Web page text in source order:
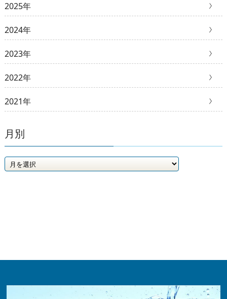
2025年
2024年
2023年
2022年
2021年
月別